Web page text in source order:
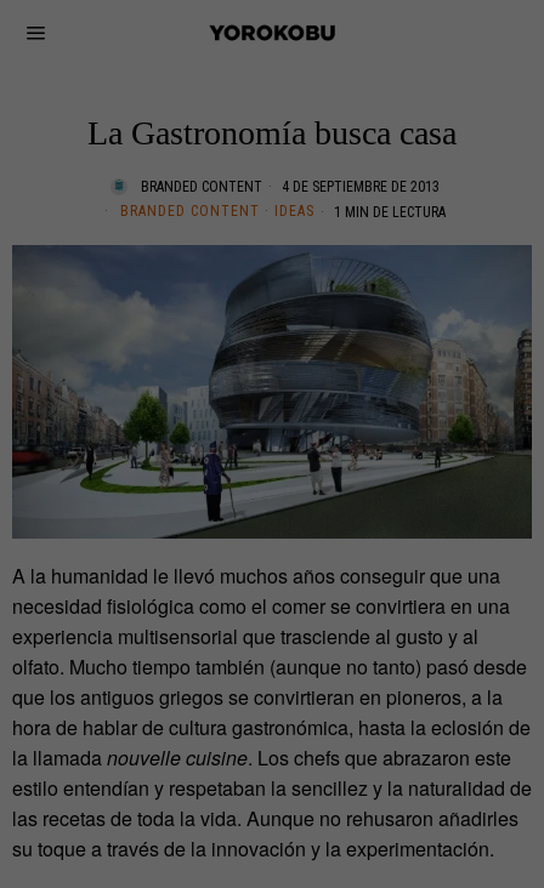
La Gastronomía busca casa
BRANDED CONTENT
4 DE SEPTIEMBRE DE 2013
BRANDED CONTENT · IDEAS 1 MIN DE LECTURA
A la humanidad le llevó muchos años conseguir que una
necesidad fisiológica como el comer se convirtiera en una
experiencia multisensorial que trasciende al gusto y al
olfato. Mucho tiempo también (aunque no tanto) pasó desde
que los antiguos griegos se convirtieran en pioneros, a la
hora de hablar de cultura gastronómica, hasta la eclosión de
la llamadanouvelle cuisine. Los chefs que abrazaron este
estilo entendían y respetaban la sencillez y la naturalidad de
las recetas de toda la vida. Aunque no rehusaron añadirles
su toque a través de la innovación y la experimentación.